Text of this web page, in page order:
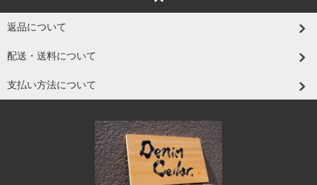
返品について
配送・送料について
支払い方法について